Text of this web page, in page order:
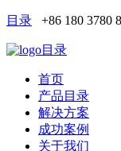
目录 +86 180 3780
目录
首页
产品目录
解决方案
成功案例
关于我们